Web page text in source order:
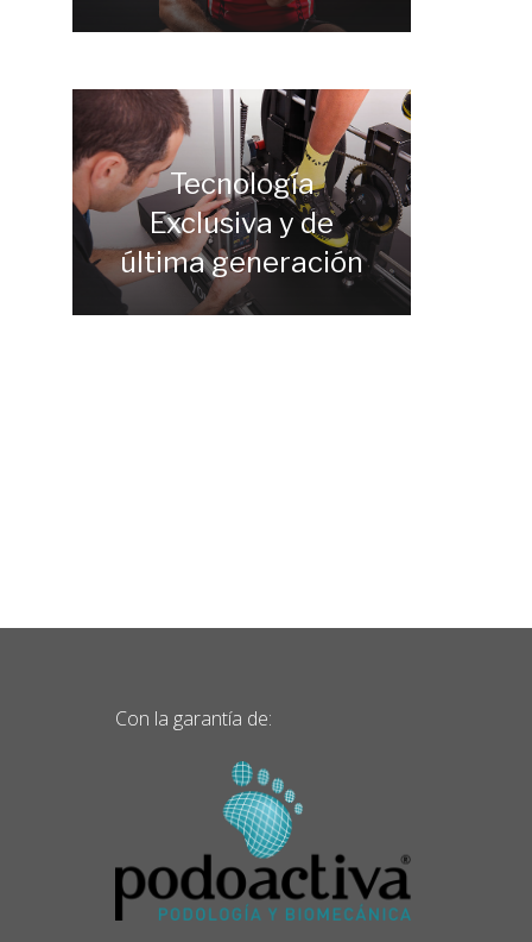
Tecnología
Exclusiva y de
última generación
Con la garantía de: